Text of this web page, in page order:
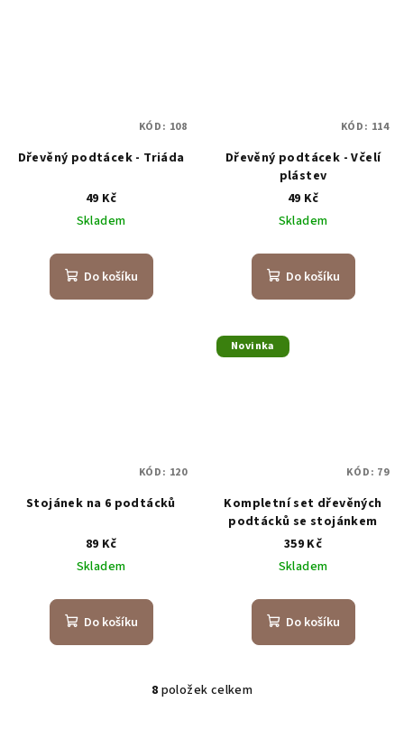
Dřevěný podtácek - Triáda
49 Kč
Skladem
Do košíku
KÓD: 108
Dřevěný podtácek - Včelí
plástev
49 Kč
Skladem
Do košíku
KÓD: 114
Stojánek na 6 podtácků
89 Kč
Skladem
Do košíku
KÓD: 120
Novinka
Kompletní set dřevěných
podtácků se stojánkem
359 Kč
Skladem
Do košíku
KÓD: 79
O
8 položek celkem